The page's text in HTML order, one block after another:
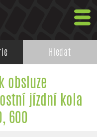
Hledat
obsluze
jízdní kola
600